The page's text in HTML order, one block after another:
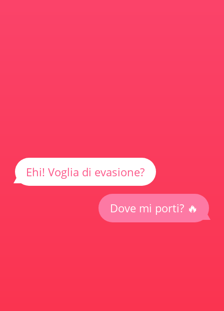
Ehi! Voglia di evasione?
Dove mi porti? 🔥